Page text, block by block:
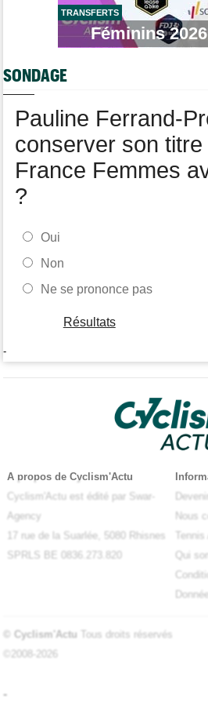
La startlist complète du Tour
Tour de France Femmes
Puck Pieterse : "Je vise le maillot à
Tour de France Femmes
TRANSFERTS
Féminins
SONDAGE
Pauline Ferrand-
conserver son
France Femmes
?
Oui
Non
Ne se prononce pas
Résultats
-
A propos de Cyclism'Actu
Cyclism'Actu est édité par Swar-
Agency
17 rue de la Suarlée, 5080 Rhisnes
SPRLS BE 0836.273.820
Nous
Qui
© Cyclism'Actu Tous droits réservés
©2008-2026
-